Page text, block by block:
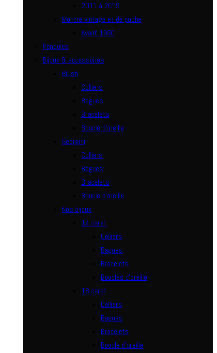
2011 à 2019
Montre vintage et de poche
Avant 1990
Pendules
Bijoux & accessoires
Blush
Colliers
Bagues
Bracelets
Boucle d’oreille
Georgini
Colliers
Bagues
Bracelets
Boucle d’oreille
Nos bijoux
14 carat
Colliers
Bagues
Bracelets
Boucles d’oreille
18 carat
Colliers
Bagues
Bracelets
Boucle d’oreille